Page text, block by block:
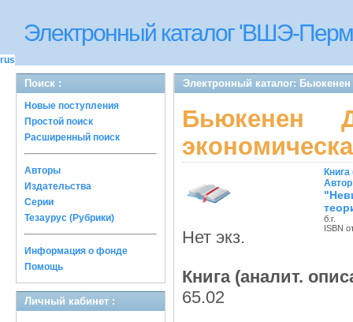
Электронный каталог 'ВШЭ-
rus
Поиск :
Новые поступления
Простой поиск
Расширенный поиск
Авторы
Издательства
Серии
Тезаурус (Рубрики)
Информация о фонде
Помощь
Личный кабинет :
Электронный каталог:
Бьюкенен
Нет экз.
б.г.
ISBN
Книга (аналит.
65.02